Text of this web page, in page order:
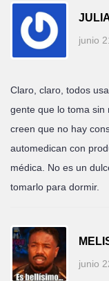
junio
Claro, claro, todos
gente que lo toma
creen que no hay
automedican con
médica. No es un
tomarlo para dormir.
junio